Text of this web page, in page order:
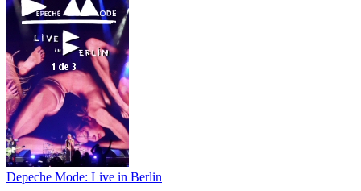
Depeche Mode: Live in Berlin